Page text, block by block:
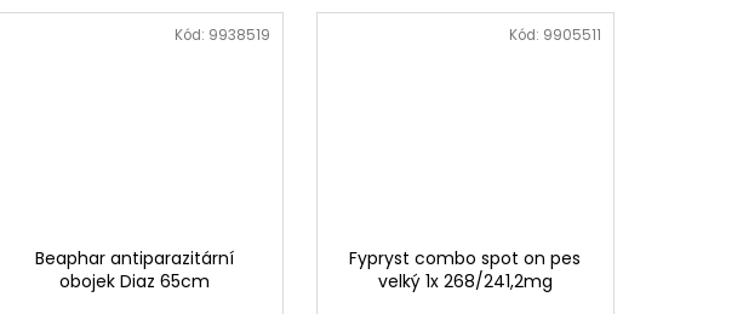
Beaphar antiparazitární
obojek Diaz 65cm
Kód: 9938519
Fypryst combo spot on pes
velký 1x 268/241,2mg
Kód: 9905511